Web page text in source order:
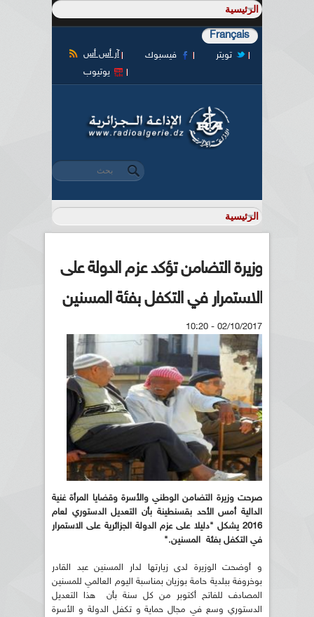
Français
آر أس أس فيسبوك
تويتر
يوتيوب
استمارة البحث
‏بحث ‏
وزيرة التضامن تؤكد عزم الدولة على
الاستمرار في التكفل بفئة المسنين
02/10/2017 - 10:20
صرحت وزيرة التضامن الوطني والأسرة وقضايا المرأة غنية
الدالية أمس الأحد بقسنطينة بأن التعديل الدستوري لعام
2016 يشكل "دليلا على عزم الدولة الجزائرية على الاستمرار
في التكفل بفئة المسنين."
و أوضحت الوزيرة لدى زيارتها لدار المسنين عبد القادر
بوخروفة ببلدية حامة بوزيان بمناسبة اليوم العالمي للمسنين
المصادف للفاتح أكتوبر من كل سنة بأن هذا التعديل
الدستوري وسع في مجال حماية و تكفل الدولة و الأسرة